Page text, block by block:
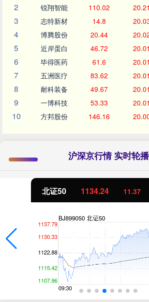
2 锐翔智能 110.02
3 志特新材 14.8
4 博腾股份 20.44
5 近岸蛋白 46.72
6 毕得医药 61.6
7 五洲医疗 83.62
8 耐科装备 49.67
9 一博科技 53.33
10 方邦股份 146.16
沪深京行情 实时轮播
北证50 1134.24 11.37